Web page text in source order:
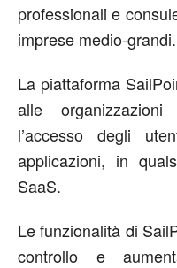
professionali e
imprese medio-grandi.
La piattaforma
alle
l’accesso degli
applicazioni, in
SaaS.
Le funzionalità di
controllo e